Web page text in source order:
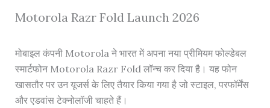
Motorola Razr Fold Launch 2026
मोबाइल कंपनी Motorola ने भारत में अपना नया प्रीमियम फोल्डेबल
स्मार्टफोन Motorola Razr Fold लॉन्च कर दिया है। यह फोन
खासतौर पर उन यूजर्स के लिए तैयार किया गया है जो स्टाइल, परफॉर्मेंस
और एडवांस टेक्नोलॉजी चाहते हैं।